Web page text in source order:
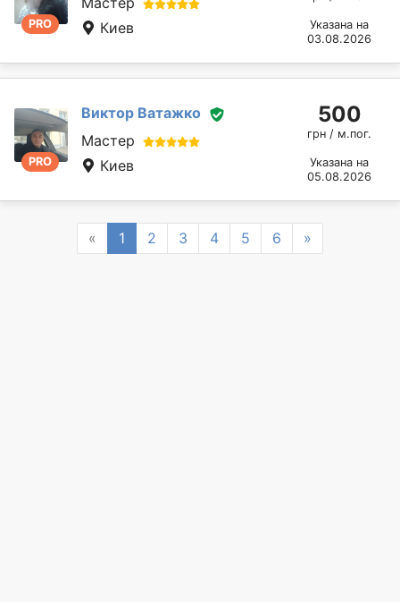
PRO
Киев
Указана на
03.08.2026
PRO
Виктор Ватажко
Мастер
Киев
500
грн / м.пог.
Указана на
05.08.2026
« Previous
1 2 3 4 5 6 »